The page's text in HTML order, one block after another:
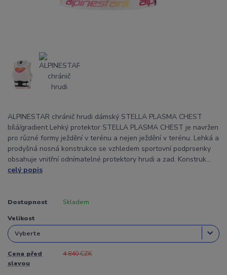
ALPINESTAR chránič hrudi dámský STELLA PLASMA CHEST
bílá/gradient Lehký protektor STELLA PLASMA CHEST je navržen
pro různé formy ježdění v terénu a nejen ježdění v terénu. Lehká a
prodyšná nosná konstrukce se vzhledem sportovní podprsenky
obsahuje vnitřní odnímatelné protektory hrudi a zad. Konstruk...
celý popis
Dostupnost Skladem
Velikost
Cena před
slevou
4 840 CZK